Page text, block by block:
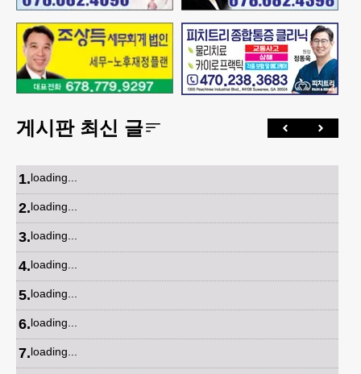
게시판 최신 글
1.loading...
2.loading...
3.loading...
4.loading...
5.loading...
6.loading...
7.loading...